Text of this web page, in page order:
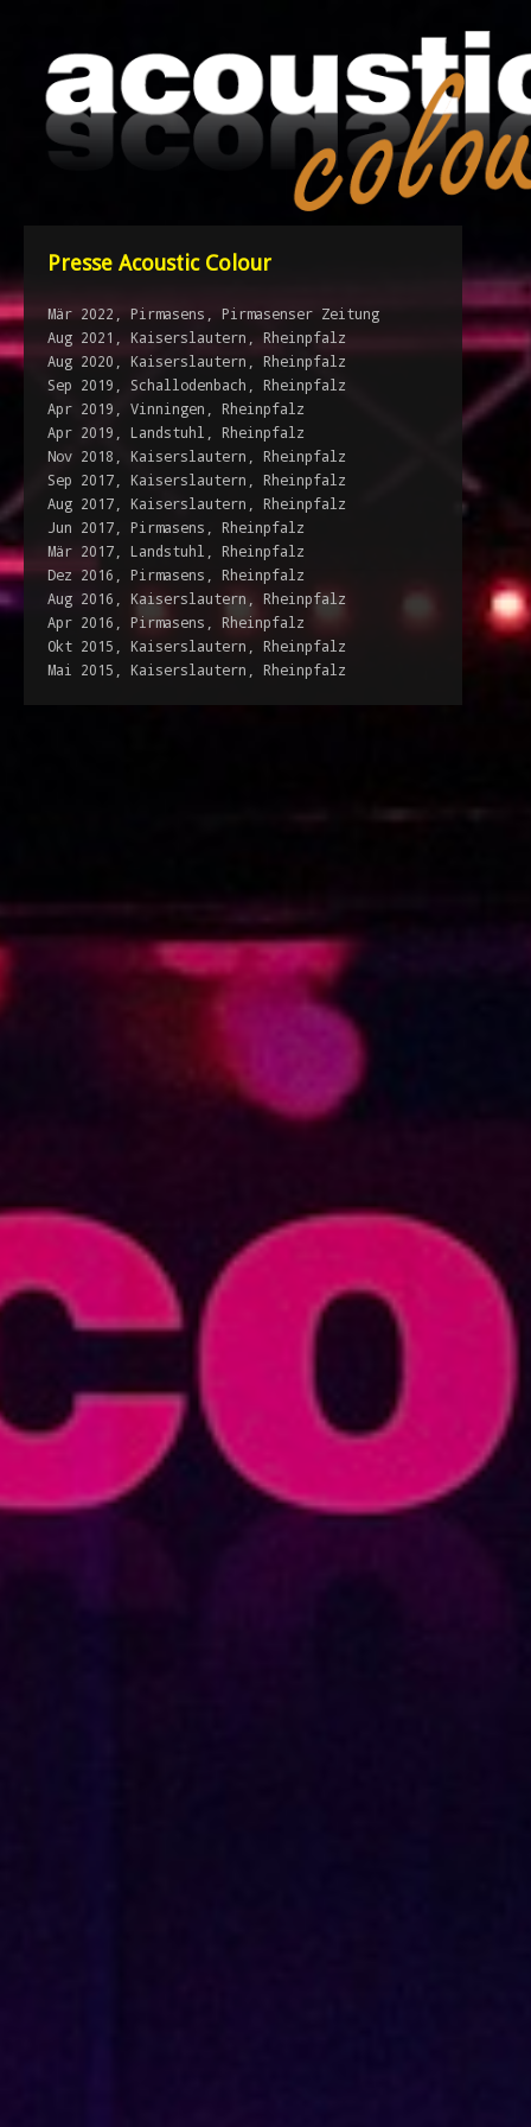
Presse Acoustic Colour
Mär 2022, Pirmasens, Pirmasenser Zeitung
Aug 2021, Kaiserslautern, Rheinpfalz
Aug 2020, Kaiserslautern, Rheinpfalz
Sep 2019, Schallodenbach, Rheinpfalz
Apr 2019, Vinningen, Rheinpfalz
Apr 2019, Landstuhl, Rheinpfalz
Nov 2018, Kaiserslautern, Rheinpfalz
Sep 2017, Kaiserslautern, Rheinpfalz
Aug 2017, Kaiserslautern, Rheinpfalz
Jun 2017, Pirmasens, Rheinpfalz
Mär 2017, Landstuhl, Rheinpfalz
Dez 2016, Pirmasens, Rheinpfalz
Aug 2016, Kaiserslautern, Rheinpfalz
Apr 2016, Pirmasens, Rheinpfalz
Okt 2015, Kaiserslautern, Rheinpfalz
Mai 2015, Kaiserslautern, Rheinpfalz